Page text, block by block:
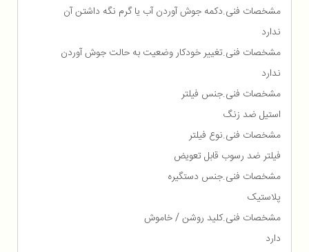
مشخصات فنی.دکمه جوش آوردن آب یا گرم نگه داشتن آن
ندارد
مشخصات فنی.تغییر خودکار وضعیت به حالت جوش آوردن
ندارد
مشخصات فنی.جنس فیلتر
استيل ضد زنگ
مشخصات فنی.نوع فیلتر
فیلتر ضد رسوب قابل تعویض
مشخصات فنی.جنس دستگیره
پلاستیک
مشخصات فنی.کلید روشن / خاموش
دارد